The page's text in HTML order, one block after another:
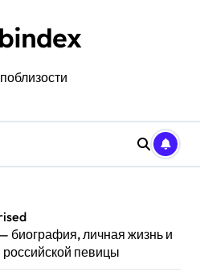
личная жизнь и
певицы